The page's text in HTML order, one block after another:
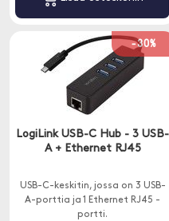
-30%
LogiLink USB-C Hub - 3 USB-
A + Ethernet RJ45
USB-C-keskitin, jossa on 3 USB-
A-porttia ja 1 Ethernet RJ45 -
portti.